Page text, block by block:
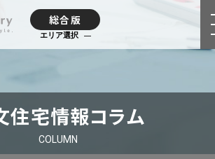
総合版
エリア選択
住宅情報コラム
COLUMN